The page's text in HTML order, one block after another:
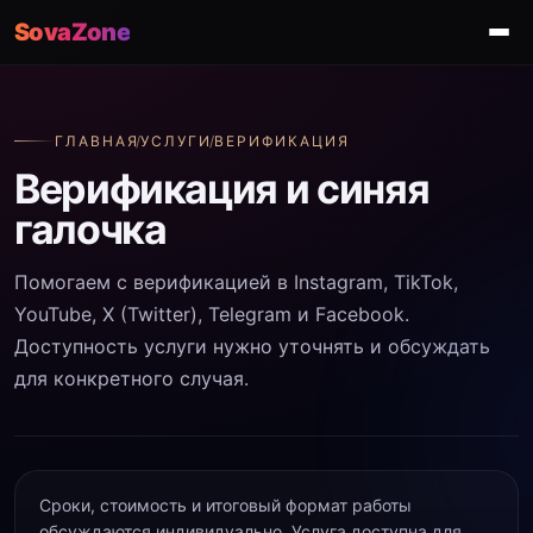
SovaZone
ГЛАВНАЯ/УСЛУГИ/ВЕРИФИКАЦИЯ
Верификация и синяя
галочка
Помогаем с верификацией в Instagram, TikTok,
YouTube, X (Twitter), Telegram и Facebook.
Доступность услуги нужно уточнять и обсуждать
для конкретного случая.
Сроки, стоимость и итоговый формат работы